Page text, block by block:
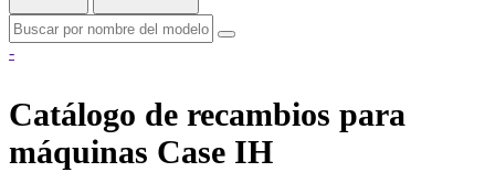
-
Catálogo de recambios para
máquinas Case IH